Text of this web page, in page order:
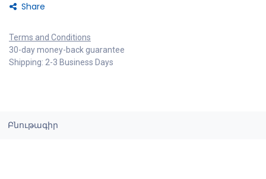
Share
Terms and Conditions
30-day money-back guarantee
Shipping: 2-3 Business Days
Բնութագիր